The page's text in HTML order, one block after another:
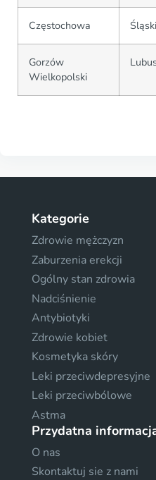
Częstochowa
Gorzów
Wielkopolski
Kategorie
Zdrowie mężczyzn
Zaburzenia erekcji
Ogólny stan zdrowia
Nadciśnienie
Antybiotyki
Zdrowie kobiet
Kosmetyka skóry
Leki przeciwdepresyjne
Leki przeciwbólowe
Astma
Przydatna
O nas
Skontaktuj sie z nami